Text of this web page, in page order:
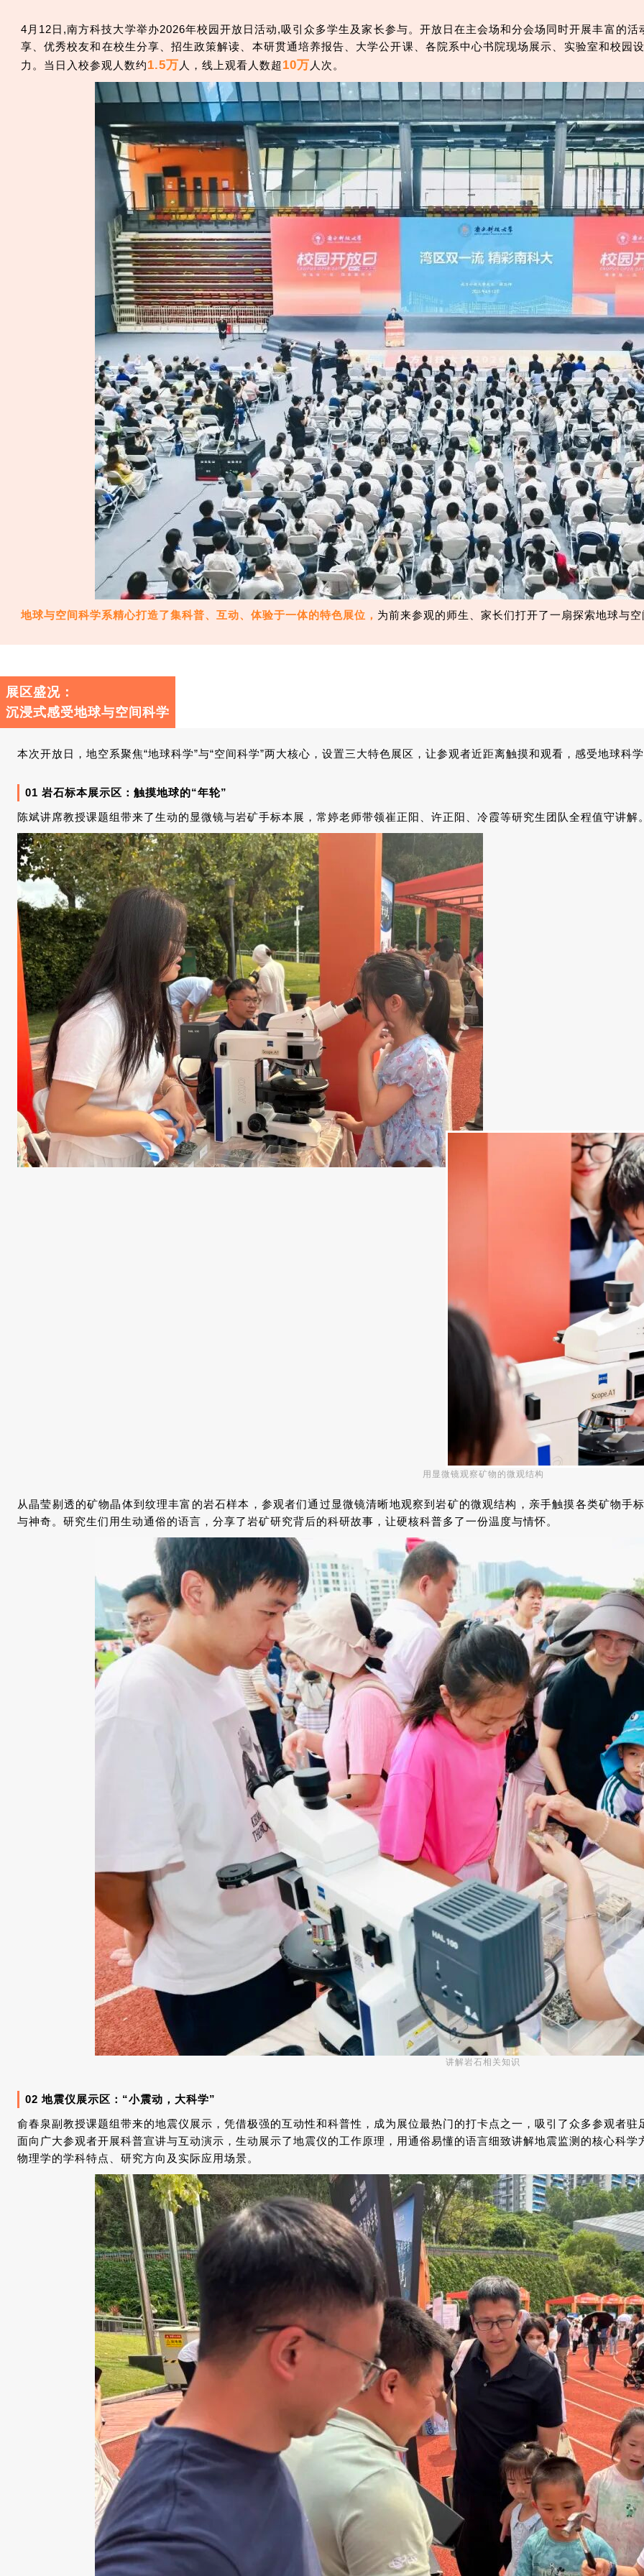
4月12日,南方科技大学举办2026年校园开放日活动,吸引众多学生及家长参与。开放日在主会场和分会场同时开展丰富的
享、优秀校友和在校生分享、招生政策解读、本研贯通培养报告、大学公开课、各院系中心书院现场展示、实验室和校园
力。当日入校参观人数约1.5万 人，线上观看人数超 10万 人次。
地球与空间科学系精心打造了集科普、互动、体验于一体的特色展位， 为前来参观的师生、家长们打开了一扇探索地球与
展区盛况：
沉浸式感受地球与空间科学
本次开放日，地空系聚焦“地球科学”与“空间科学”两大核心，设置三大特色展区，让参观者近距离触摸和观看，感受地球科学
01 岩石标本展示区：触摸地球的“年轮”
陈斌讲席教授课题组带来了生动的显微镜与岩矿手标本展，常婷老师带领崔正阳、许正阳、冷霞等研究生团队全程值守讲解。
用显微镜观察矿物的微观结构
从晶莹剔透的矿物晶体到纹理丰富的岩石样本，参观者们通过显微镜清晰地观察到岩矿的微观结构，亲手触摸各类矿物手
与神奇。研究生们用生动通俗的语言，分享了岩矿研究背后的科研故事，让硬核科普多了一份温度与情怀。
讲解岩石相关知识
02地震仪展示区：“小震动，大科学”
俞春泉副教授课题组带来的地震仪展示，凭借极强的互动性和科普性，成为展位最热门的打卡点之一，吸引了众多参观者
面向广大参观者开展科普宣讲与互动演示，生动展示了地震仪的工作原理，用通俗易懂的语言细致讲解地震监测的核心科
物理学的学科特点、研究方向及实际应用场景。